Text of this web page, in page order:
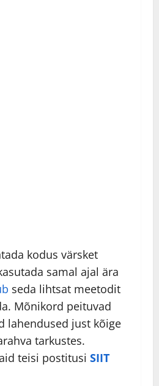
kodus värsket
samal ajal ära
seda lihtsat meetodit
Mõnikord peituvad
lahendused just kõige
tarkustes.
teisi postitusi SIIT